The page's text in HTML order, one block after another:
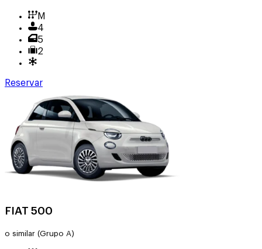
M
4
5
2
Reservar
FIAT 500
o similar (Grupo A)